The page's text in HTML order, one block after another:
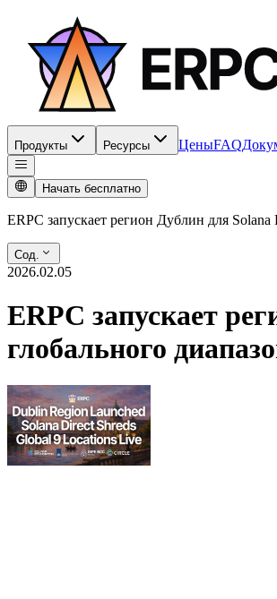
Продукты Ресурсы ЦеныFAQ
Начать бесплатно
ERPC запускает регион Дублин для
Сод.
2026.02.05
ERPC запускает
глобального